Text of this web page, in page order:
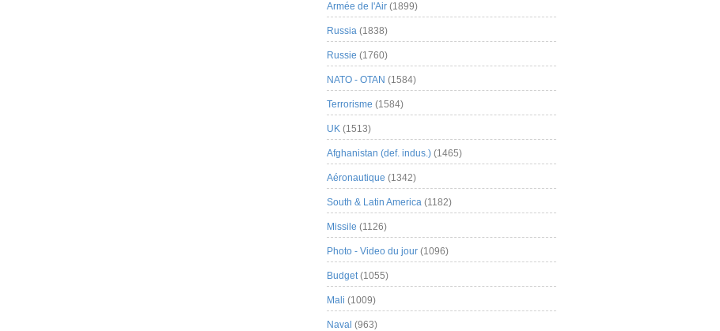
Armée de l'Air (1899)
Russia (1838)
Russie (1760)
NATO - OTAN (1584)
Terrorisme (1584)
UK (1513)
Afghanistan (def. indus.) (1465)
Aéronautique (1342)
South & Latin America (1182)
Missile (1126)
Photo - Video du jour (1096)
Budget(1055)
Mali (1009)
Naval (963)